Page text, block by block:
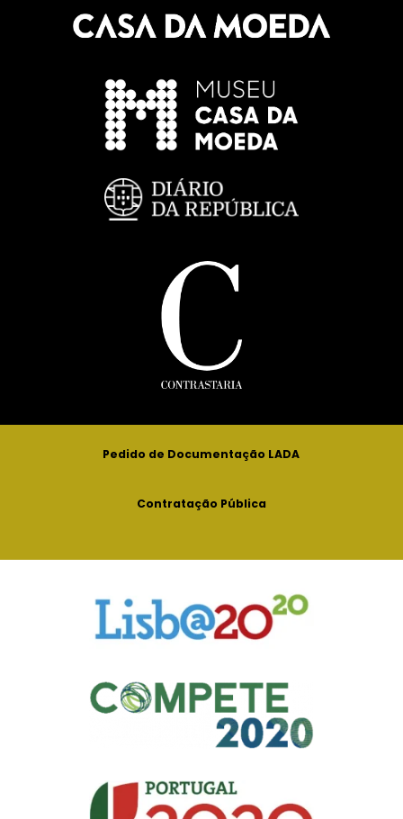
Pedido de Documentação LADA
Contratação Pública